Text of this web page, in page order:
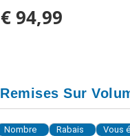
€ 94,99
Remises Sur
Nombre Rabais
Vous